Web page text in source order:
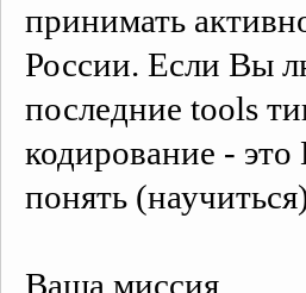
принимать
России. Если Вы
последние tools
кодирование -
понять
Ваша миссия